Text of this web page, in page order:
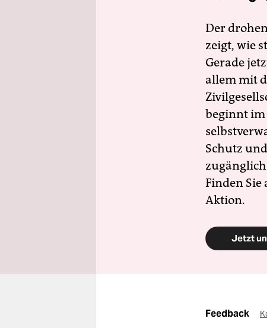
Der
zeigt, wie
Gerade
allem mit
beginnt im
Schutz
Finden Sie
Aktion.
Jetzt
Feedback